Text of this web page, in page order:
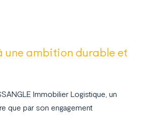
une ambition durable et
Immobilier Logistique, un
que par son engagement